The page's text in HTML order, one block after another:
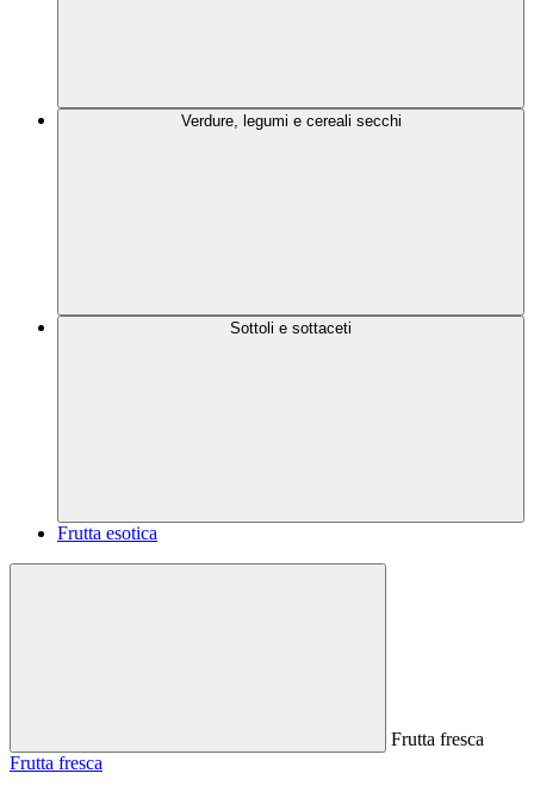
Verdure, legumi e cereali secchi
Sottoli e sottaceti
Frutta esotica
Frutta fresca
Frutta fresca